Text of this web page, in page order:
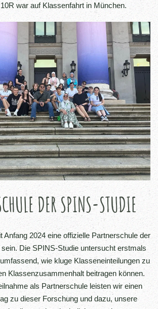
war auf Klassenfahrt in München.
DER SPINS-STUDIE
Anfang 2024 eine offizielle Partnerschule der
Die SPINS-Studie untersucht erstmals
wie kluge Klasseneinteilungen zu
Klassenzusammenhalt beitragen können.
als Partnerschule leisten wir einen
zu dieser Forschung und dazu, unsere